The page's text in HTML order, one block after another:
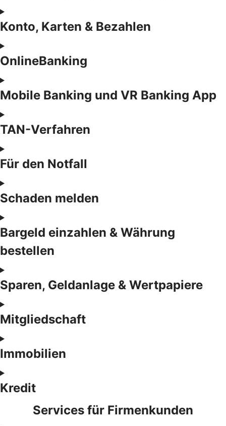
Konto, Karten & Bezahlen
OnlineBanking
Mobile Banking und VR Banking App
TAN-Verfahren
Für den Notfall
Schaden melden
Bargeld einzahlen & Währung
bestellen
Sparen, Geldanlage & Wertpapiere
Mitgliedschaft
Immobilien
Kredit
Services für Firmenkunden